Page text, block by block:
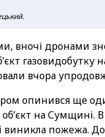
вночі дронами
газовидобутку
вчора
опинився ще
на Сумщині. В
виникла пожежа. До